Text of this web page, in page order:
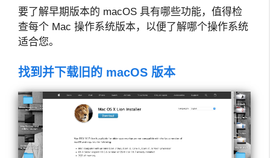
要了解早期版本的 macOS 具有哪些功能，值得检
查每个 Mac 操作系统版本，以便了解哪个操作系统
适合您。
找到并下载旧的 macOS 版本